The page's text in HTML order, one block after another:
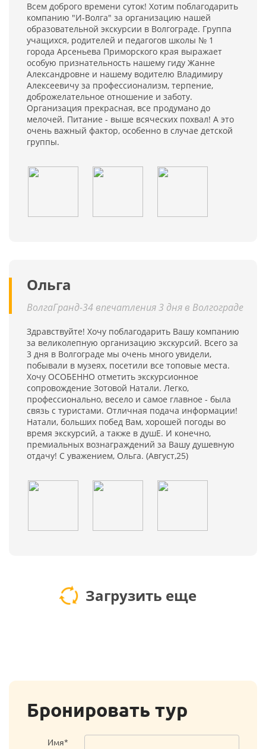
Всем доброго времени суток! Хотим поблагодарить
компанию "И-Волга" за организацию нашей
образовательной экскурсии в Волгограде. Группа
учащихся, родителей и педагогов школы № 1
города Арсеньева Приморского края выражает
особую признательность нашему гиду Жанне
Александровне и нашему водителю Владимиру
Алексеевичу за профессионализм, терпение,
доброжелательное отношение и заботу.
Организация прекрасная, все продумано до
мелочей. Питание - выше всяческих похвал! А это
очень важный фактор, особенно в случае детской
группы.
Ольга
ВолгаГранд-34 впечатления 3 дня в Волгограде
Здравствуйте! Хочу поблагодарить Вашу компанию
за великолепную организацию экскурсий. Всего за
3 дня в Волгограде мы очень много увидели,
побывали в музеях, посетили все топовые места.
Хочу ОСОБЕННО отметить экскурсионное
сопровождение Зотовой Натали. Легко,
профессионально, весело и самое главное - была
связь с туристами. Отличная подача информации!
Натали, больших побед Вам, хорошей погоды во
время экскурсий, а также в душЕ. И конечно,
премиальных вознаграждений за Вашу душевную
отдачу! С уважением, Ольга. (Август,25)
Загрузить еще
Бронировать тур
Имя*